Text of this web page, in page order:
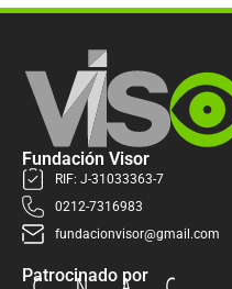
Fundación Visor
RIF: J-31033363-7
0212-7316983
fundacionvisor@gmail.com
Patrocinado por